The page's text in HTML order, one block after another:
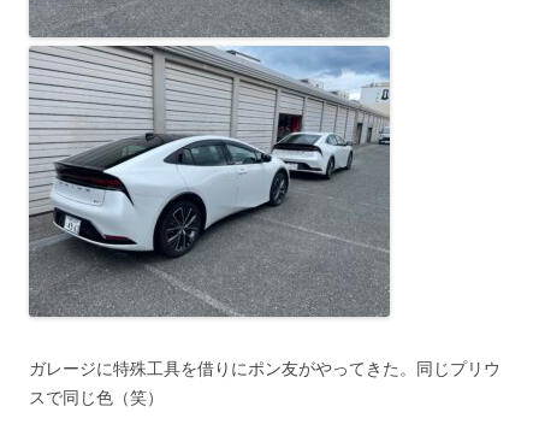
ガレージに特殊工具を借りにポン友がやってきた。同じプリウ
スで同じ色（笑）